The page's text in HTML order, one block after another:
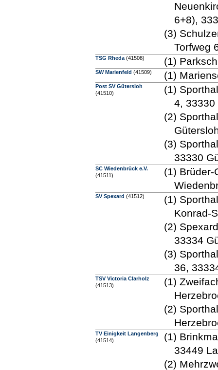
6+8),
(3)
Torfweg
TSG Rheda (41508) (1)
SW Marienfeld (41509) (1)
Post SV Gütersloh
(41510)
(1)
4, 33330
(2)
(3)
33330
SC Wiedenbrück e.V.
(41511)
(1) Brüder-
SV Spexard (41512)
(1)
Konrad-
(2)
33334
(3)
36,
TSV Victoria Clarholz
(41513)
(1)
(2)
TV Einigkeit Langenberg
(41514)
(1)
33449
(2)